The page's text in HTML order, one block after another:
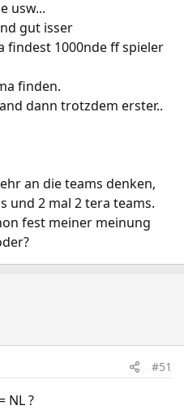
usw...
gut isser
findest 1000nde ff spieler
finden.
dann trotzdem erster..
an die teams denken,
und 2 mal 2 tera teams.
fest meiner meinung
#51
NL ?